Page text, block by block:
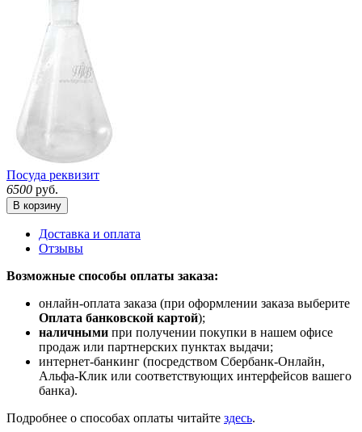
Посуда реквизит
6500 руб.
В корзину
Доставка и оплата
Отзывы
Возможные способы оплаты заказа:
онлайн-оплата заказа (при оформлении заказа выберите
Оплата банковской картой);
наличными при получении покупки в нашем офисе
продаж или партнерских пунктах выдачи;
интернет-банкинг (посредством Сбербанк-Онлайн,
Альфа-Клик или соответствующих интерфейсов вашего
банка).
Подробнее о способах оплаты читайте здесь.